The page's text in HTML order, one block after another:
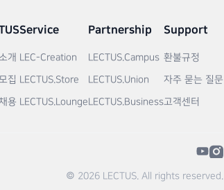
개
집
용
Service
LEC-Creation
LECTUS.Store
LECTUS.Lounge
Partnership
LECTUS.Campus
LECTUS.Union
LECTUS.Business
Support
환불규정
자주 묻는 질문
고객센터
© 2026 LECTUS. All rights reserved.